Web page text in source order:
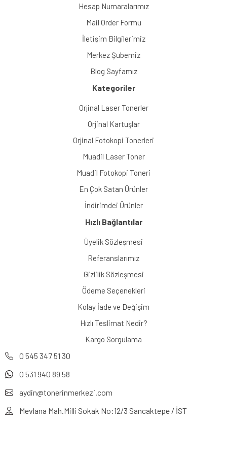
Hesap Numaralarımız
Mail Order Formu
İletişim Bilgilerimiz
Merkez Şubemiz
Blog Sayfamız
Kategoriler
Orjinal Laser Tonerler
Orjinal Kartuşlar
Orjinal Fotokopi Tonerleri
Muadil Laser Toner
Muadil Fotokopi Toneri
En Çok Satan Ürünler
İndirimdei Ürünler
Hızlı Bağlantılar
Üyelik Sözleşmesi
Referanslarımız
Gizlilik Sözleşmesi
Ödeme Seçenekleri
Kolay İade ve Değişim
Hızlı Teslimat Nedir?
Kargo Sorgulama
0 545 347 51 30
0 531 940 89 58
aydin@tonerinmerkezi.com
Mevlana Mah.Milli Sokak No:12/3 Sancaktepe / İST